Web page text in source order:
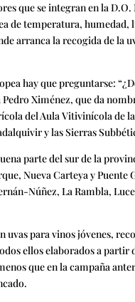
que se integran en la
de temperatura, humedad,
arranca la recogida de la
hay que preguntarse:
Pedro Ximénez, que da
del Aula Vitivinícola de
y las Sierras
parte del sur de la
Nueva Carteya y Puente
Núñez, La Rambla,
uvas para vinos jóvenes,
ellos elaborados a partir
que en la campaña